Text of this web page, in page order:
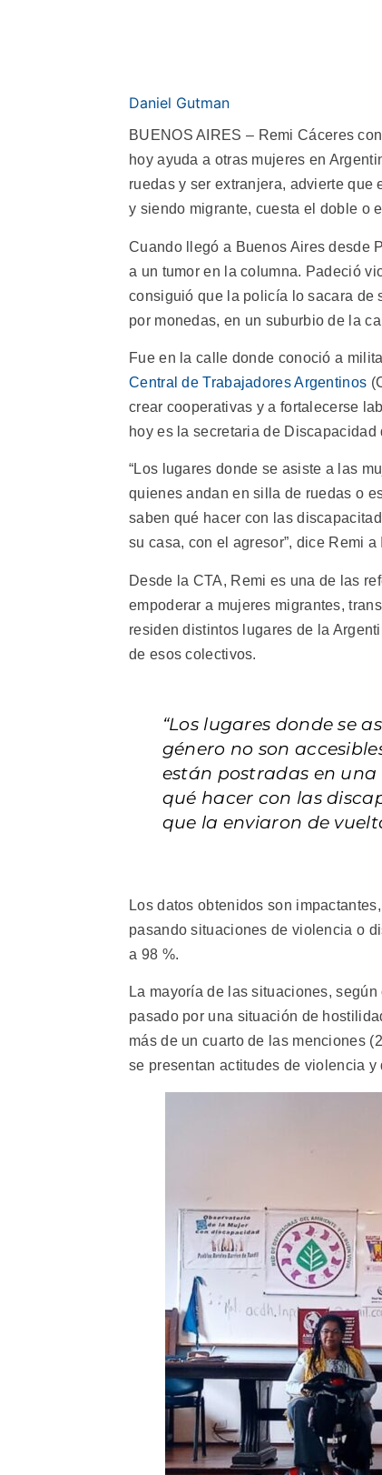
Daniel Gutman
BUENOS AIRES – Remi Cáceres
hoy ayuda a otras mujeres en
ruedas y ser extranjera, advierte que
y siendo migrante, cuesta el doble o
Cuando llegó a Buenos Aires desde
a un tumor en la columna. Padeció
consiguió que la policía lo sacara de
por monedas, en un suburbio de la
Fue en la calle donde conoció a
Central de Trabajadores Argentinos
crear cooperativas y a fortalecerse
hoy es la secretaria de Discapacidad
“Los lugares donde se asiste a las
quienes andan en silla de ruedas o
saben qué hacer con las
su casa, con el agresor”, dice Remi a
Desde la CTA, Remi es una de las
empoderar a mujeres migrantes,
residen distintos lugares de la
de esos colectivos.
“Los lugares donde se
género no son
están postradas en
qué hacer con las
que la enviaron de
Los datos obtenidos son
pasando situaciones de violencia o
a 98 %.
La mayoría de las situaciones,
pasado por una situación de
más de un cuarto de las menciones
se presentan actitudes de violencia y